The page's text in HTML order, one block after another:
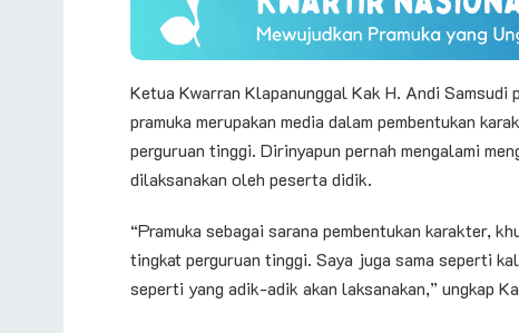
Ketua Kwarran Klapanunggal Kak H. Andi Samsudi
pramuka merupakan media dalam pembentukan
perguruan tinggi. Dirinyapun pernah mengalami
dilaksanakan oleh peserta didik.
“Pramuka sebagai sarana pembentukan karakter,
tingkat perguruan tinggi. Saya juga sama seperti
seperti yang adik-adik akan laksanakan,” ungkap